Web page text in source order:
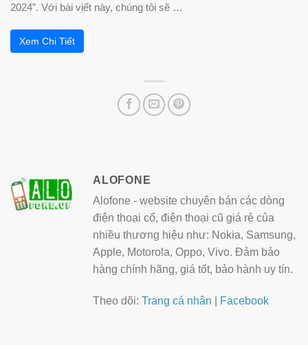
2024”. Với bài viết này, chúng tôi sẽ …
Xem Chi Tiết
ALOFONE
Alofone - website chuyên bán các dòng
điện thoại cổ, điện thoại cũ giá rẻ của
nhiều thương hiệu như: Nokia, Samsung,
Apple, Motorola, Oppo, Vivo. Đảm bảo
hàng chính hãng, giá tốt, bảo hành uy tín.
Theo dõi: Trang cá nhân Facebook